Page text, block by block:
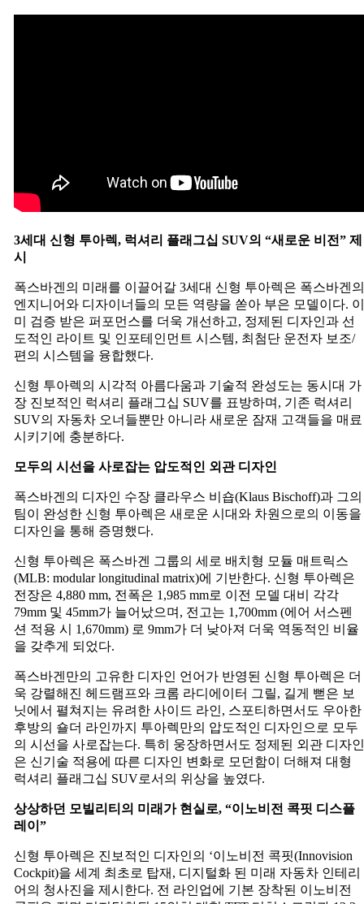
3세대 신형 투아렉, 럭셔리 플래그십 SUV의 “새로운 비전” 제
시
폭스바겐의 미래를 이끌어갈 3세대 신형 투아렉은 폭스바겐의
엔지니어와 디자이너들의 모든 역량을 쏟아 부은 모델이다. 이
미 검증 받은 퍼포먼스를 더욱 개선하고, 정제된 디자인과 선
도적인 라이트 및 인포테인먼트 시스템, 최첨단 운전자 보조/
편의 시스템을 융합했다.
신형 투아렉의 시각적 아름다움과 기술적 완성도는 동시대 가
장 진보적인 럭셔리 플래그십 SUV를 표방하며, 기존 럭셔리
SUV의 자동차 오너들뿐만 아니라 새로운 잠재 고객들을 매료
시키기에 충분하다.
모두의 시선을 사로잡는 압도적인 외관 디자인
폭스바겐의 디자인 수장 클라우스 비숍(Klaus Bischoff)과 그의
팀이 완성한 신형 투아렉은 새로운 시대와 차원으로의 이동을
디자인을 통해 증명했다.
신형 투아렉은 폭스바겐 그룹의 세로 배치형 모듈 매트릭스
(MLB: modular longitudinal matrix)에 기반한다. 신형 투아렉은
전장은 4,880 mm, 전폭은 1,985 mm로 이전 모델 대비 각각
79mm 및 45mm가 늘어났으며, 전고는 1,700mm (에어 서스펜
션 적용 시 1,670mm) 로 9mm가 더 낮아져 더욱 역동적인 비율
을 갖추게 되었다.
폭스바겐만의 고유한 디자인 언어가 반영된 신형 투아렉은 더
욱 강렬해진 헤드램프와 크롬 라디에이터 그릴, 길게 뻗은 보
닛에서 펼쳐지는 유려한 사이드 라인, 스포티하면서도 우아한
후방의 숄더 라인까지 투아렉만의 압도적인 디자인으로 모두
의 시선을 사로잡는다. 특히 웅장하면서도 정제된 외관 디자인
은 신기술 적용에 따른 디자인 변화로 모던함이 더해져 대형
럭셔리 플래그십 SUV로서의 위상을 높였다.
상상하던 모빌리티의 미래가 현실로, “이노비전 콕핏 디스플
레이 ”
신형 투아렉은 진보적인 디자인의 ‘이노비전 콕핏(Innovision
Cockpit)을 세계 최초로 탑재, 디지털화 된 미래 자동차 인테리
어의 청사진을 제시한다. 전 라인업에 기본 장착된 이노비전